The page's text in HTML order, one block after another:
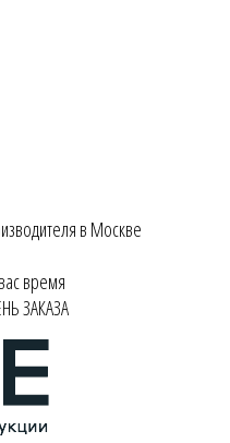
в Москве
время
ЗАКАЗА